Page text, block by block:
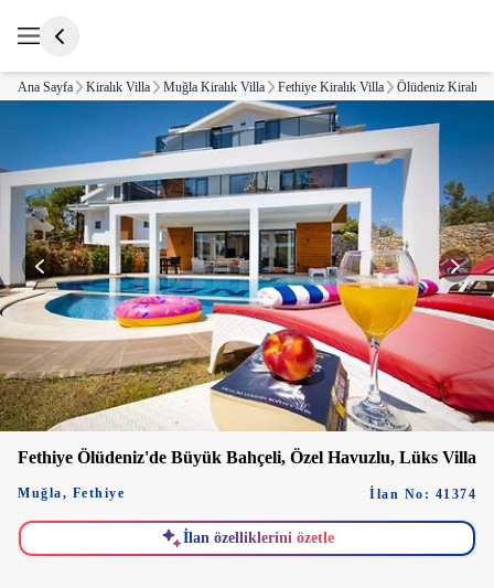
Ana Sayfa Kiralık Villa Muğla Kiralık Villa Fethiye Kiralık Villa Ölüdeniz Kiralık
Fethiye Ölüdeniz'de Büyük Bahçeli, Özel Havuzlu, Lüks Villa
Muğla, Fethiye İlan No: 41374
İlan özelliklerini özetle